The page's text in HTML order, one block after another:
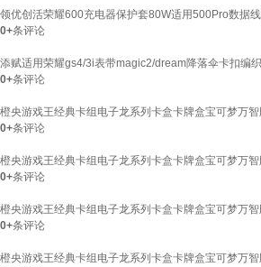
领优创活荣耀600充电器保护套80W适用500Pro数据
0+条评论
添赋适用荣耀gs4/3i表带magic2/dream降落伞卡扣编
0+条评论
橙央游戏王经典卡组电子龙系列卡盒卡牌盒宝可梦万
0+条评论
橙央游戏王经典卡组电子龙系列卡盒卡牌盒宝可梦万
0+条评论
橙央游戏王经典卡组电子龙系列卡盒卡牌盒宝可梦万
0+条评论
橙央游戏王经典卡组电子龙系列卡盒卡牌盒宝可梦万